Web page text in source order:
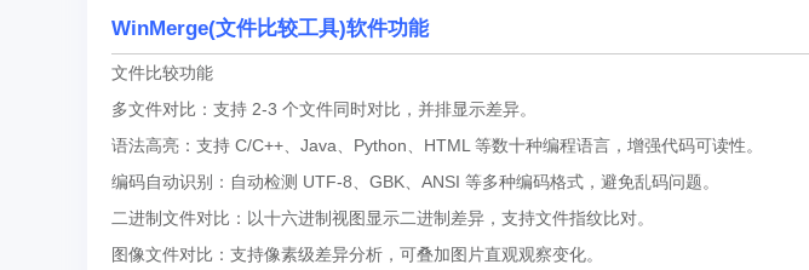
WinMerge(文件比较工具)软件功能
文件比较功能
多文件对比：支持 2-3 个文件同时对比，并排显示差异。
语法高亮：支持 C/C++、Java、Python、HTML 等数十种编程语言，增强代码可读性。
编码自动识别：自动检测 UTF-8、GBK、ANSI 等多种编码格式，避免乱码问题。
二进制文件对比：以十六进制视图显示二进制差异，支持文件指纹比对。
图像文件对比：支持像素级差异分析，可叠加图片直观观察变化。